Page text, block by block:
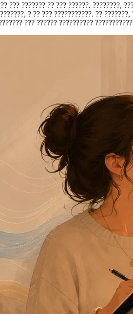
??? ??????? ?? ??? ??????. ????????,
? ?? ??? ???????????. ??
??? ?????? ??????????